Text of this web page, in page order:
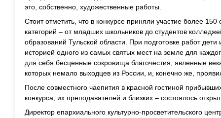
это, собственно, художественные работы.
Стоит отметить, что в конкурсе приняли участие более
категорий – от младших школьников до студентов
образований Тульской области. При подготовке работ
историей одного из самых святых мест на земле для
для себя бесценные сокровища благочестия, явленные
которых немало выходцев из России, и, конечно же,
После совместного чаепития в красной гостиной
конкурса, их преподавателей и близких – состоялось
Директор епархиального культурно-просветительского